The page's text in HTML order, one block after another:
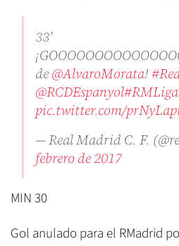
33'
de@AlvaroMorata!
@RCDEspanyol#RMLiga
pic.twitter.com/
— Real Madrid C. F.
febrero de 2017
MIN 30
Gol anulado para el RMadrid